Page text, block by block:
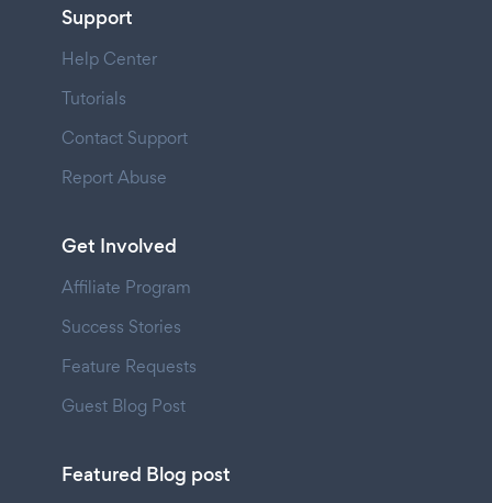
Support
Help Center
Tutorials
Contact Support
Report Abuse
Get Involved
Affiliate Program
Success Stories
Feature Requests
Guest Blog Post
Featured Blog post